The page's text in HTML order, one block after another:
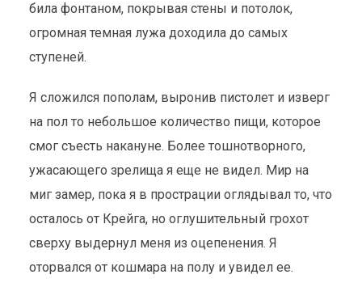
била фонтаном, покрывая стены и потолок,
огромная темная лужа доходила до самых
ступеней.
Я сложился пополам, выронив пистолет и изверг
на пол то небольшое количество пищи, которое
смог съесть накануне. Более тошнотворного,
ужасающего зрелища я еще не видел. Мир на
миг замер, пока я в прострации оглядывал то, что
осталось от Крейга, но оглушительный грохот
сверху выдернул меня из оцепенения. Я
оторвался от кошмара на полу и увидел ее.